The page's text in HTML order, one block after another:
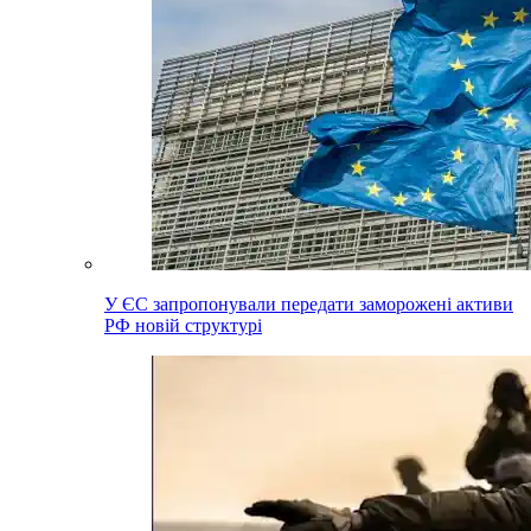
У ЄС запропонували передати заморожені активи
РФ новій структурі